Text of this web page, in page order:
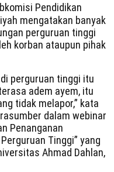
Pendidikan
mengatakan banyak
perguruan tinggi
korban ataupun pihak
perguruan tinggi itu
adem ayem, itu
tidak melapor,” kata
dalam webinar
Penanganan
Tinggi” yang
Ahmad Dahlan,